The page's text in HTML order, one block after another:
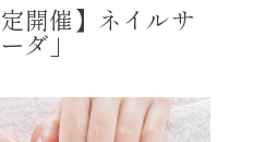
開催】ネイルサ
ダ」